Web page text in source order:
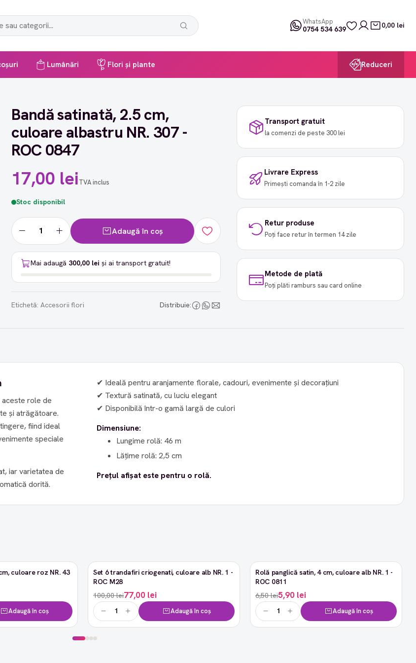
WhatsApp
0754 534 639 0,00 lei
Lumânări Flori și plante Reduceri
Bandă satinată, 2.5 cm,
culoare albastru NR. 307 -
ROC 0847
17,00 leiTVA inclus
Stoc disponibil
Adaugă în coș
Mai adaugă 300,00 lei și ai transport gratuit!
Etichetă:Accesorii flori Distribuie:
Transport gratuit
la comenzi de peste 300 lei
Livrare Express
Primești comanda în 1-2 zile
Retur produse
Poți face retur în termen 14 zile
Metode de plată
Poți plăti ramburs sau card online
aceste role de
și atrăgătoare.
fiind ideal
speciale
iar varietatea de
dorită.
✔ Ideală pentru aranjamente florale, cadouri, evenimente și decorațiuni
✔ Textură satinată, cu luciu elegant
✔ Disponibilă într-o gamă largă de culori
Dimensiune:
Lungime rolă: 46 m
Lățime rolă: 2,5 cm
Prețul afișat este pentru o rolă.
culoare roz NR. 43
Adaugă în coș
-23%
Set 6 trandafiri criogenati, culoare alb NR. 1 -
ROC M28
100,00 lei77,00 lei
Adaugă în coș
-9%
Rolă panglică satin, 4 cm, culoare alb NR. 1 -
ROC 0811
6,50 lei5,90 lei
Adaugă în coș